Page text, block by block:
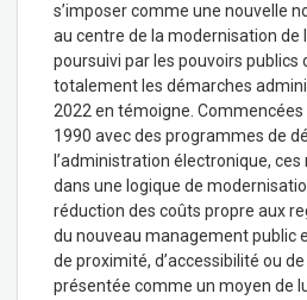
s’imposer comme une nouvelle
au centre de la modernisation de
poursuivi par les pouvoirs publics
totalement les démarches
2022 en témoigne. Commencées
1990 avec des programmes de
l’administration électronique,
dans une logique de
réduction des coûts propre aux
du nouveau management public
de proximité, d’accessibilité ou
présentée comme un moyen de